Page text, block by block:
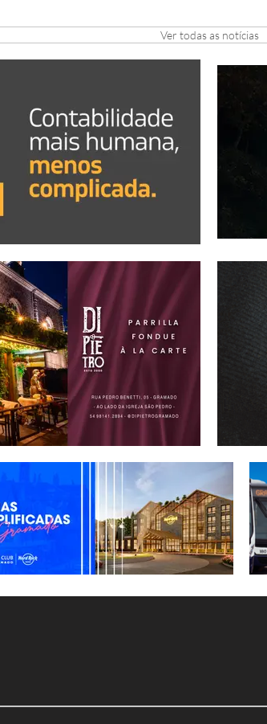
Ver todas as notícias